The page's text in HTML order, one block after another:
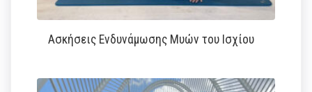
Ασκήσεις Ενδυνάμωσης Μυών του Ισχίου